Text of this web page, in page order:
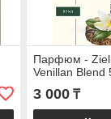
Парфюм -
Venillan Blend
3 000₸